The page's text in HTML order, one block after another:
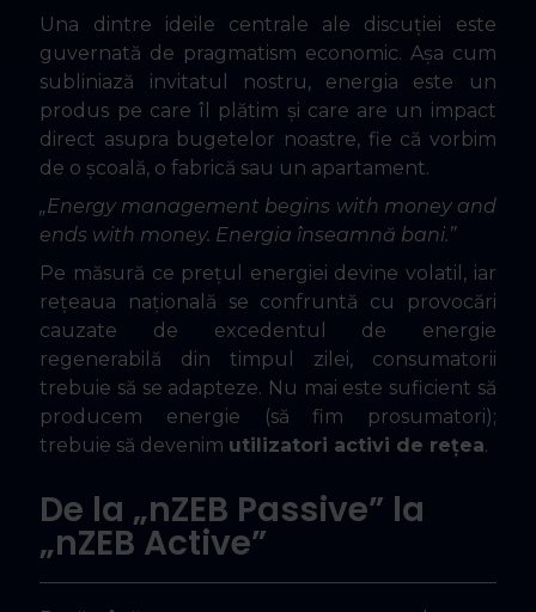
Una dintre ideile centrale ale discuției este
guvernată de pragmatism economic. Așa cum
subliniază invitatul nostru, energia este un
produs pe care îl plătim și care are un impact
direct asupra bugetelor noastre, fie că vorbim
de o școală, o fabrică sau un apartament.
„Energy management begins with money and
ends with money. Energia înseamnă bani.”
Pe măsură ce prețul energiei devine volatil, iar
rețeaua națională se confruntă cu provocări
cauzate de excedentul de energie
regenerabilă din timpul zilei, consumatorii
trebuie să se adapteze. Nu mai este suficient să
producem energie (să fim prosumatori);
trebuie să devenim utilizatori activi de rețea.
De la „nZEB Passive” la
„nZEB Active”